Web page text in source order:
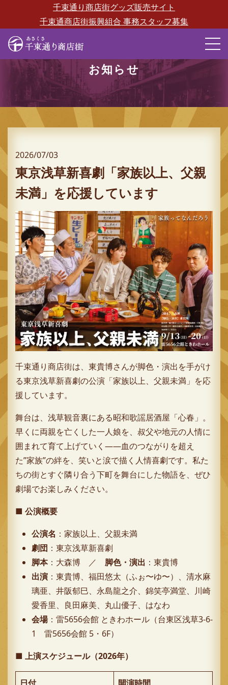
千束通り商店街グッズ販売サイト
千束通商店街振興組合 事務スタッフ募集
お知らせ
2026/07/03
東京浅草新喜劇「家族以上、父親
未満」を応援しています
千束通り商店街は、東貴博さんが脚色・演出を手がけ
る東京浅草新喜劇の公演「家族以上、父親未満」を応
援しています。
舞台は、浅草観音裏にある昭和歌謡居酒屋「心春」。
早くに両親を亡くした一人娘を、叔父や地元の人情に
囲まれて育て上げていく――血のつながりを超え
た”家族”の絆を、笑いと涙で描く人情喜劇です。私た
ちの街とすぐ隣り合う下町を舞台にした物語を、ぜひ
劇場でお楽しみください。
■ 公演概要
公演名 ：家族以上、父親未満
劇団 ：東京浅草新喜劇
脚本：大森博 ／ 脚色・演出 ：東貴博
出演 ：東貴博、福田悠太（ふぉ〜ゆ〜）、清水麻
璃亜、井阪郁巳、永島龍之介、錦笑亭満堂、川崎
愛香里、良田麻美、丸山優子、はなわ
会場：雷5656会館 ときわホール（台東区浅草3-6-
1 雷5656会館 5・6F）
■ 上演スケジュール（2026年）